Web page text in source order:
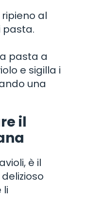
al
pasta.
pasta a
e sigilla i
una
il
è il
li